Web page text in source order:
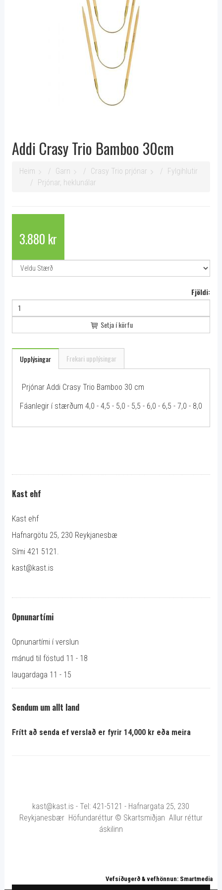
Addi Crasy Trio Bamboo 30cm
Heim Garn Crasy Trio prjónar
Fylgihlutir
Prjónar, heklunálar
3.880 kr
Fjöldi:
Setja í körfu
Upplýsingar Frekari upplýsingar
Prjónar Addi Crasy Trio Bamboo 30 cm
Fáanlegir í stærðum 4,0 - 4,5 - 5,0 - 5,5 - 6,0 - 6,5 - 7,0 - 8,0
Kast ehf
Kast ehf
Hafnargötu 25, 230 Reykjanesbæ
Sími 421 5121.
kast@kast.is
Opnunartími
Opnunartími í verslun
mánud til föstud 11 - 18
laugardaga 11 - 15
Sendum um allt land
Frítt að senda ef verslað er fyrir 14,000 kr eða meira
kast@kast.is - Tel: 421-5121 - Hafnargata 25, 230
Reykjanesbær Höfundaréttur © Skartsmiðjan Allur réttur
áskilinn
Vefsíðugerð & vefhönnun: Smartmedia